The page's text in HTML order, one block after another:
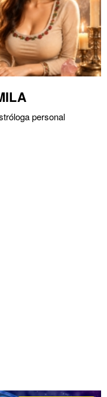
personal